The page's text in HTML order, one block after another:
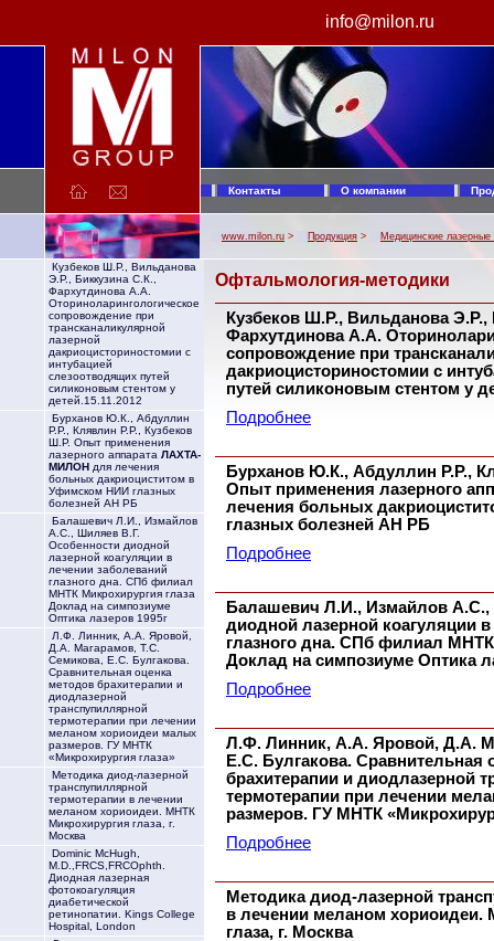
info@milon.ru
Контакты О компании
www.milon.ru > Продукция > Медицинские лазерные
Кузбеков Ш.Р., Вильданова
Э.Р., Биккузина С.К.,
Фархутдинова А.А.
Оториноларингологическое
сопровождение при
трансканаликулярной
лазерной
дакриоцисториностомии с
интубацией
слезоотводящих путей
силиконовым стентом у
детей.15.11.2012
Бурханов Ю.К., Абдуллин
Р.Р., Клявлин Р.Р., Кузбеков
Ш.Р. Опыт применения
лазерного аппарата ЛАХТА-
МИЛОН для лечения
больных дакриоциститом в
Уфимском НИИ глазных
болезней АН РБ
Балашевич Л.И., Измайлов
А.С., Шиляев В.Г.
Особенности диодной
лазерной коагуляции в
лечении заболеваний
глазного дна. СПб филиал
МНТК Микрохирургия глаза
Доклад на симпозиуме
Оптика лазеров 1995г
Л.Ф. Линник, А.А. Яровой,
Д.А. Магарамов, Т.С.
Семикова, Е.С. Булгакова.
Сравнительная оценка
методов брахитерапии и
диодлазерной
транспупиллярной
термотерапии при лечении
меланом хориоидеи малых
размеров. ГУ МНТК
«Микрохирургия глаза»
Методика диод-лазерной
транспупиллярной
термотерапии в лечении
меланом хориоидеи. МНТК
Микрохирургия глаза, г.
Москва
Dominic McHugh,
M.D.,FRCS,FRCOphth.
Диодная лазерная
фотокоагуляция
диабетической
ретинопатии. Kings College
Hospital, London
Офтальмология-методики
Кузбеков Ш.Р., Вильданова Э.Р.,
Фархутдинова А.А.
сопровождение при
дакриоцисториностомии с
путей силиконовым стентом у
Подробнее
Бурханов Ю.К., Абдуллин Р.Р.,
Опыт применения лазерного
лечения больных
глазных болезней АН РБ
Подробнее
Балашевич Л.И., Измайлов
диодной лазерной коагуляции
глазного дна. СПб филиал МНТК
Доклад на симпозиуме Оптика
Подробнее
Л.Ф. Линник, А.А. Яровой, Д.А.
Е.С. Булгакова. Сравнительная
брахитерапии и диодлазерной
термотерапии при лечении
размеров. ГУ МНТК
Подробнее
Методика диод-лазерной
в лечении меланом хориоидеи.
глаза, г. Москва